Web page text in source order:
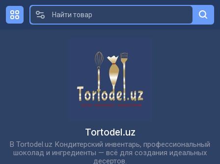
Tortodel.uz
В Tortodel.uz Кондитерский инвентарь, профессиональный
шоколад и ингредиенты — всё для создания идеальных
десертов.